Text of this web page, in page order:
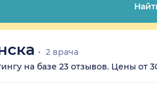
2 врача
на базе 23 отзывов. Цены от